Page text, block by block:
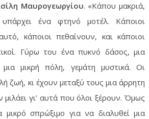
Μαυρογεωργίου. «Κάπου μακριά,
ένα φτηνό μοτέλ. Κάποιοι
κάποιοι πεθαίνουν, και κάποιοι
Γύρω του ένα πυκνό δάσος, μια
μια μικρή πόλη, γεμάτη μυστικά. Οι
ζωή, κι έχουν μεταξύ τους μια άρρητη
μιλάει γι’ αυτά που όλοι ξέρουν. Όμως
μικρό σπρώξιμο για να διαλυθεί μια